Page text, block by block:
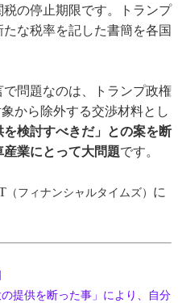
の停止期限です。トランプ
な税率を記した書簡を各国
問題なのは、トランプ政権
から除外する交渉材料とし
を検討すべきだ」との案を断
業にとって大問題です。
（フィナンシャルタイムズ） に
提供を断った事」により、自分